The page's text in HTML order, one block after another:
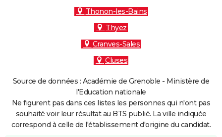
Thonon-les-Bains
Thyez
Cranves-Sales
Cluses
Source de données : Académie de Grenoble - Ministère de
l'Education nationale
Ne figurent pas dans ces listes les personnes qui n'ont pas
souhaité voir leur résultat au BTS publié. La ville indiquée
correspond à celle de l'établissement d'origine du candidat.